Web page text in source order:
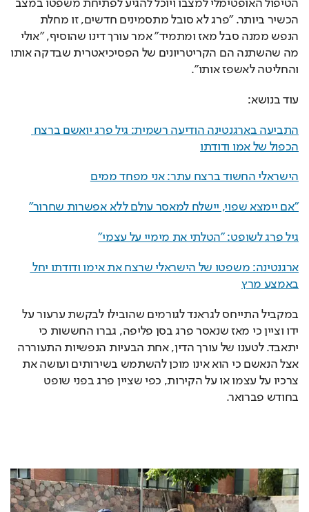
הטיפול האופטימלי למצבו ויוכל להגיע לפתיחת משפטו במצב
הכשיר ביותר. "פרג לא סובל מתסמינים חדשים, זו מחלת
הנפש ממנה סבל מאז ומתמיד" אמר עורך דינו שהוסיף, "אולי
מה שהשתנה הם הקריטריונים של הפסיכיאטרית שבדקה אותו
והחליטה לאשפז אותו".
עוד בנושא:
התביעה בארגנטינה הודיעה רשמית: גיל פרג יואשם ברצח
הכפול של אמו ודודתו
הישראלי החשוד ברצח עתר: אני מפחד ממים
"אם יימצא שפוי, יישלח למאסר עולם ללא אפשרות שחרור"
גיל פרג לשופט: "הטלתי את מימיי על עצמי"
ארגנטינה: משפטו של הישראלי שרצח את אימו ודודתו יחל
באמצע מרץ
במקביל התייחס לגראנד לגורמים שהובילו לבקשת ערעור על
ידו וציין כי מאז שנאסר פרג בסן פליפה, גברו החששות כי
יתאבד. לטענו של עורך הדין, אחת הבעיות הנפשיות התעוררה
אצל הנאשם כי הוא אינו מוכן להשתמש בשירותים ועושה את
צרכיו על עצמו או על הקירות, כפי שציין פרג בפני שופט
בחודש פברואר.